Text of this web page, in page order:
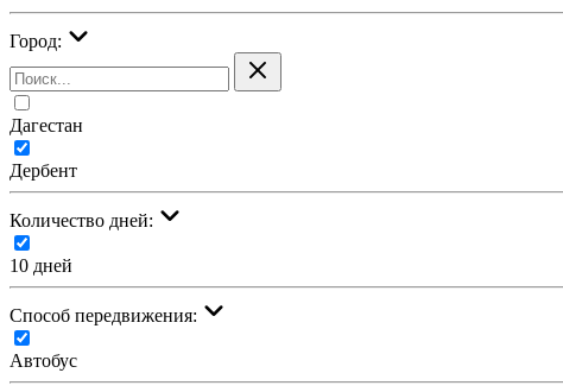
Город:
Дагестан
Дербент
Количество дней:
10 дней
Cпособ передвижения:
Автобус